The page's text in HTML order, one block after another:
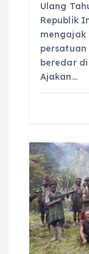
Ulang
Republik
mengajak
beredar
Ajakan…